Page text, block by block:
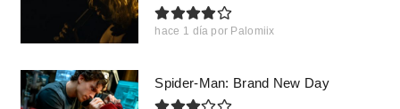
hace 1 día por Palomiix
Spider-Man: Brand New Day